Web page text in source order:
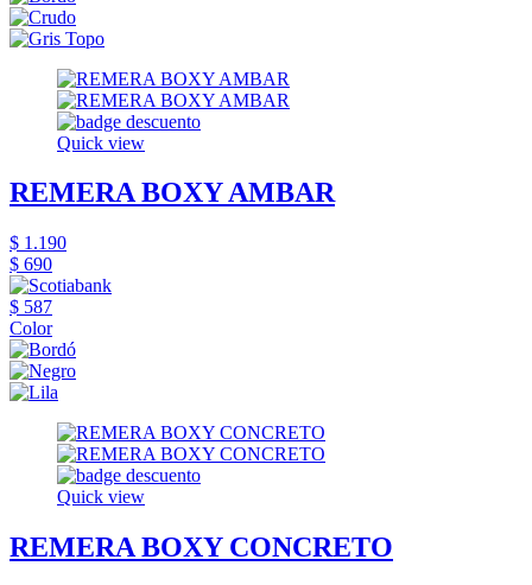
Quick view
REMERA BOXY AMBAR
$ 1.190
$ 690
$ 587
Color
Quick view
REMERA BOXY CONCRETO